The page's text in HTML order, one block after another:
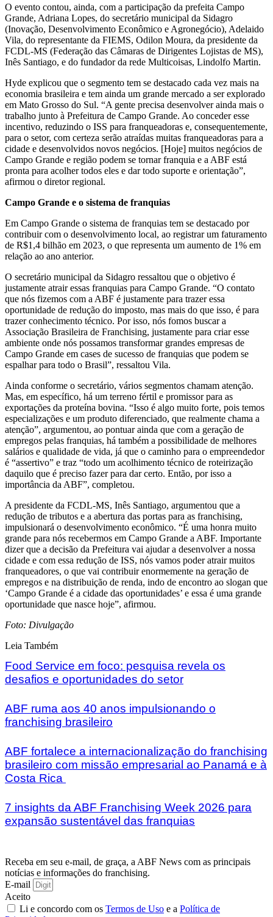
O evento contou, ainda, com a participação da prefeita Campo
Grande, Adriana Lopes, do secretário municipal da Sidagro
(Inovação, Desenvolvimento Econômico e Agronegócio), Adelaido
Vila, do representante da FIEMS, Odilon Moura, da presidente da
FCDL-MS (Federação das Câmaras de Dirigentes Lojistas de MS),
Inês Santiago, e do fundador da rede Multicoisas, Lindolfo Martin.
Hyde explicou que o segmento tem se destacado cada vez mais na
economia brasileira e tem ainda um grande mercado a ser explorado
em Mato Grosso do Sul. “A gente precisa desenvolver ainda mais o
trabalho junto à Prefeitura de Campo Grande. Ao conceder esse
incentivo, reduzindo o ISS para franqueadoras e, consequentemente,
para o setor, com certeza serão atraídas muitas franqueadoras para a
cidade e desenvolvidos novos negócios. [Hoje] muitos negócios de
Campo Grande e região podem se tornar franquia e a ABF está
pronta para acolher todos eles e dar todo suporte e orientação”,
afirmou o diretor regional.
Campo Grande e o sistema de franquias
Em Campo Grande o sistema de franquias tem se destacado por
contribuir com o desenvolvimento local, ao registrar um faturamento
de R$1,4 bilhão em 2023, o que representa um aumento de 1% em
relação ao ano anterior.
O secretário municipal da Sidagro ressaltou que o objetivo é
justamente atrair essas franquias para Campo Grande. “O contato
que nós fizemos com a ABF é justamente para trazer essa
oportunidade de redução do imposto, mas mais do que isso, é para
trazer conhecimento técnico. Por isso, nós fomos buscar a
Associação Brasileira de Franchising, justamente para criar esse
ambiente onde nós possamos transformar grandes empresas de
Campo Grande em cases de sucesso de franquias que podem se
espalhar para todo o Brasil”, ressaltou Vila.
Ainda conforme o secretário, vários segmentos chamam atenção.
Mas, em específico, há um terreno fértil e promissor para as
exportações da proteína bovina. “Isso é algo muito forte, pois temos
especializações e um produto diferenciado, que realmente chama a
atenção”, argumentou, ao pontuar ainda que com a geração de
empregos pelas franquias, há também a possibilidade de melhores
salários e qualidade de vida, já que o caminho para o empreendedor
é “assertivo” e traz “todo um acolhimento técnico de roteirização
daquilo que é preciso fazer para dar certo. Então, por isso a
importância da ABF”, completou.
A presidente da FCDL-MS, Inês Santiago, argumentou que a
redução de tributos e a abertura das portas para as franchising,
impulsionará o desenvolvimento econômico. “É uma honra muito
grande para nós recebermos em Campo Grande a ABF. Importante
dizer que a decisão da Prefeitura vai ajudar a desenvolver a nossa
cidade e com essa redução de ISS, nós vamos poder atrair muitos
franqueadores, o que vai contribuir enormemente na geração de
empregos e na distribuição de renda, indo de encontro ao slogan que
‘Campo Grande é a cidade das oportunidades’ e essa é uma grande
oportunidade que nasce hoje”, afirmou.
Foto: Divulgação
Leia Também
Food Service em foco: pesquisa revela os
desafios e oportunidades do setor
ABF ruma aos 40 anos impulsionando o
franchising brasileiro
ABF fortalece a internacionalização do franchising
brasileiro com missão empresarial ao Panamá e à
Costa Rica
7 insights da ABF Franchising Week 2026 para
expansão sustentável das franquias
Receba em seu e-mail, de graça, a ABF News com as principais
notícias e informações do franchising.
E-mail
Aceito
Li e concordo com os Termos de Uso e a Política de